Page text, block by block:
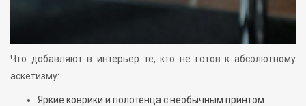
Что добавляют в интерьер те, кто не готов к абсолютному
аскетизму:
Яркие коврики и полотенца с необычным принтом.